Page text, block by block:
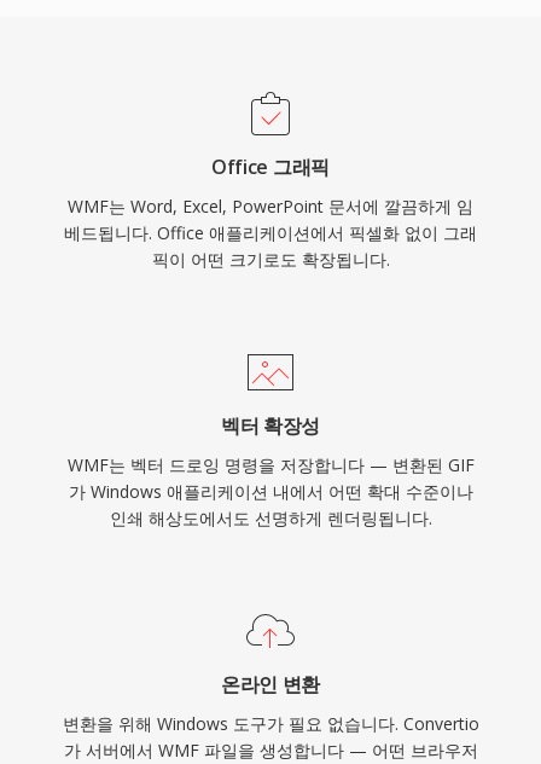
Office 그래픽
WMF는 Word, Excel, PowerPoint 문서에 깔끔하게 임
베드됩니다. Office 애플리케이션에서 픽셀화 없이 그래
픽이 어떤 크기로도 확장됩니다.
벡터 확장성
WMF는 벡터 드로잉 명령을 저장합니다 — 변환된 GIF
가 Windows 애플리케이션 내에서 어떤 확대 수준이나
인쇄 해상도에서도 선명하게 렌더링됩니다.
온라인 변환
변환을 위해 Windows 도구가 필요 없습니다. Convertio
가 서버에서 WMF 파일을 생성합니다 — 어떤 브라우저